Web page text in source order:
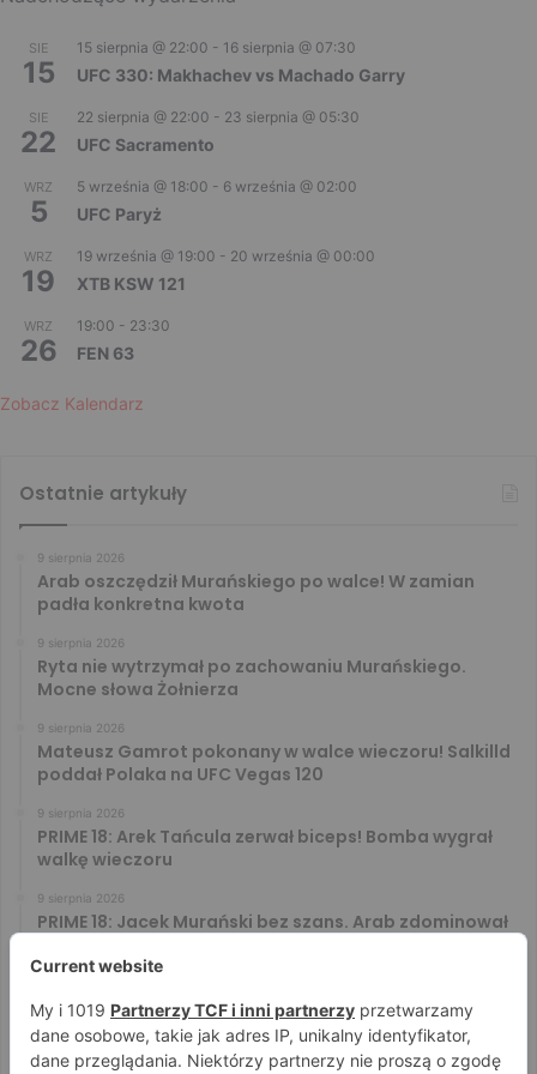
SIE
15
15 sierpnia @ 22:00 - 16 sierpnia @ 07:30
UFC 330: Makhachev vs Machado Garry
SIE
22
22 sierpnia @ 22:00 - 23 sierpnia @ 05:30
UFC Sacramento
WRZ
5
5 września @ 18:00 - 6 września @ 02:00
UFC Paryż
WRZ
19
19 września @ 19:00 - 20 września @ 00:00
XTB KSW 121
WRZ
26
19:00 - 23:30
FEN 63
Zobacz Kalendarz
Ostatnie artykuły
9 sierpnia 2026
Arab oszczędził Murańskiego po walce! W zamian
padła konkretna kwota
9 sierpnia 2026
Ryta nie wytrzymał po zachowaniu Murańskiego.
Mocne słowa Żołnierza
9 sierpnia 2026
Mateusz Gamrot pokonany w walce wieczoru! Salkilld
poddał Polaka na UFC Vegas 120
9 sierpnia 2026
PRIME 18: Arek Tańcula zerwał biceps! Bomba wygrał
walkę wieczoru
9 sierpnia 2026
PRIME 18: Jacek Murański bez szans. Arab zdominował
PRIME 18: Mariusz Wach rozbity przez 6. rywali. Gypsy
Team zwyciężył w 3. rundzie
8 sierpnia 2026